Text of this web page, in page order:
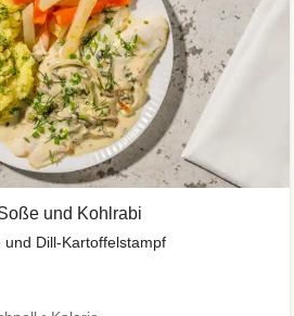
und Kohlrabi
Dill-Kartoffelstampf